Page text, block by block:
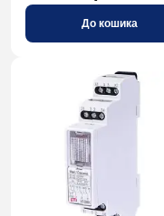
До кошика